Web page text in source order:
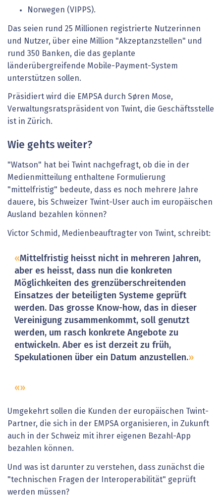
Norwegen (VIPPS).
Das seien rund 25 Millionen registrierte Nutzerinnen
und Nutzer, über eine Million "Akzeptanzstellen" und
rund 350 Banken, die das geplante
länderübergreifende Mobile-Payment-System
unterstützen sollen.
Präsidiert wird die EMPSA durch Søren Mose,
Verwaltungsratspräsident von Twint, die Geschäftsstelle
ist in Zürich.
Wie gehts weiter?
"Watson" hat bei Twint nachgefragt, ob die in der
Medienmitteilung enthaltene Formulierung
"mittelfristig" bedeute, dass es noch mehrere Jahre
dauere, bis Schweizer Twint-User auch im europäischen
Ausland bezahlen können?
Victor Schmid, Medienbeauftragter von Twint, schreibt:
Mittelfristig heisst nicht in mehreren Jahren,
aber es heisst, dass nun die konkreten
Möglichkeiten des grenzüberschreitenden
Einsatzes der beteiligten Systeme geprüft
werden. Das grosse Know-how, das in dieser
Vereinigung zusammenkommt, soll genutzt
werden, um rasch konkrete Angebote zu
entwickeln. Aber es ist derzeit zu früh,
Spekulationen über ein Datum anzustellen.
Umgekehrt sollen die Kunden der europäischen Twint-
Partner, die sich in der EMPSA organisieren, in Zukunft
auch in der Schweiz mit ihrer eigenen Bezahl-App
bezahlen können.
Und was ist darunter zu verstehen, dass zunächst die
"technischen Fragen der Interoperabilität" geprüft
werden müssen?